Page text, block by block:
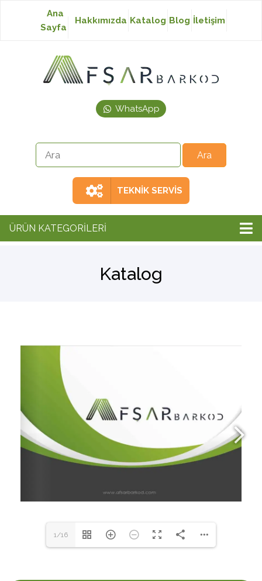
Baskısız Etiket
Japon Akmaz Yıkama
Ribon
Ana
Sayfa
Hakkımızda Katalog Blog İletişim
WhatsApp
TEKNİK SERVİS
ÜRÜN KATEGORİLERİ
Katalog
1/16